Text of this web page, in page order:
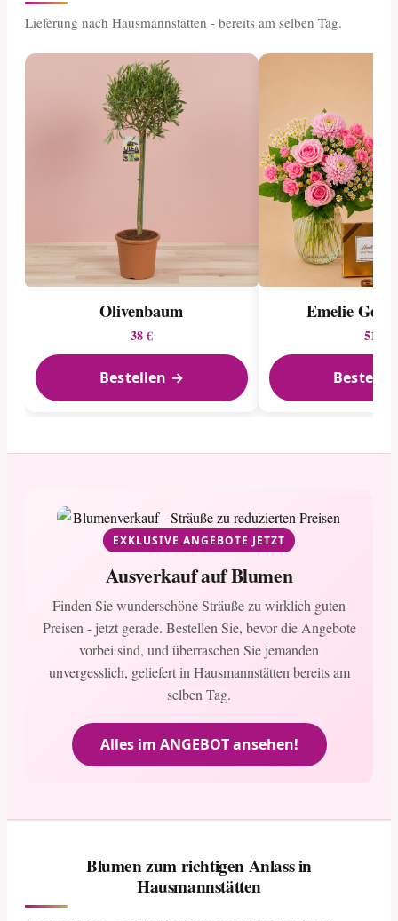
Lieferung nach Hausmannstätten - bereits am selben Tag.
Olivenbaum
38 €
Bestellen →
Emelie
51 €
EXKLUSIVE ANGEBOTE JETZT
Ausverkauf auf Blumen
Finden Sie wunderschöne Sträuße zu wirklich guten
Preisen - jetzt gerade. Bestellen Sie, bevor die Angebote
vorbei sind, und überraschen Sie jemanden
unvergesslich, geliefert in Hausmannstätten bereits am
selben Tag.
Alles im ANGEBOT ansehen!
Blumen zum richtigen Anlass in
Hausmannstätten